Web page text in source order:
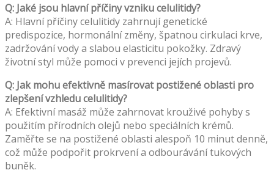
Q: Jaké jsou hlavní příčiny vzniku celulitidy?
A: Hlavní příčiny celulitidy zahrnují genetické
predispozice, hormonální změny, špatnou cirkulaci krve,
zadržování vody a slabou elasticitu pokožky. Zdravý
životní styl může pomoci v prevenci jejích projevů.
Q: Jak mohu efektivně masírovat postižené oblasti pro
zlepšení vzhledu celulitidy?
A: Efektivní masáž může zahrnovat krouživé pohyby s
použitím přírodních olejů nebo speciálních krémů.
Zaměřte se na postižené oblasti alespoň 10 minut denně,
což může podpořit prokrvení a odbourávání tukových
buněk.